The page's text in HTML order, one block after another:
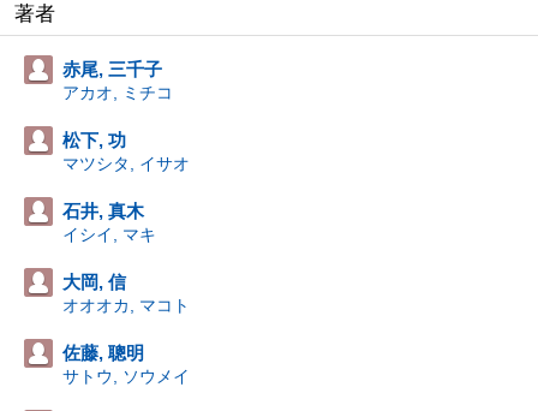
著者
赤尾, 三千子
アカオ, ミチコ
松下, 功
マツシタ, イサオ
石井, 真木
イシイ, マキ
大岡, 信
オオオカ, マコト
佐藤, 聰明
サトウ, ソウメイ